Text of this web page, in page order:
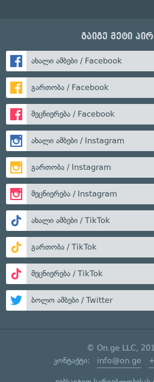
გაიგე მეტი
ახალი ამბები / Facebook
გართობა / Facebook
მეცნიერება / Facebook
ახალი ამბები / Instagram
გართობა / Instagram
მეცნიერება / Instagram
ახალი ამბები / TikTok
გართობა / TikTok
მეცნიერება / TikTok
ბოლო ამბები / Twitter
© On.ge LLC,
კონტაქტი: info@on.ge